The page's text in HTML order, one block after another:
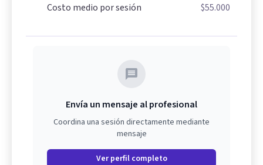
Costo medio por sesión
$55.000
Envía un mensaje al profesional
Coordina una sesión directamente mediante
mensaje
Ver perfil completo